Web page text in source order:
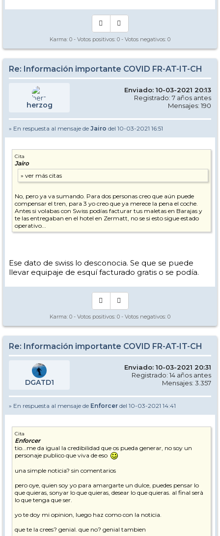
Karma: 0 - Votos positivos: 0 - Votos negativos: 0
Re: Información importante COVID FR-AT-IT-CH
herzog
Enviado: 10-03-2021 20:13
Registrado: 7 años antes
Mensajes: 190
» En respuesta al mensaje de Jairo del 10-03-2021 16:51
Cita
Jairo
No, pero ya va sumando. Para dos personas creo que aún puede
compensar el tren, para 3 yo creo que ya merece la pena el coche.
Antes si volabas con Swiss podías facturar tus maletas en Barajas y
te las entregaban en el hotel en Zermatt, no se si esto sigue estado
operativo...
Ese dato de swiss lo desconocia. Se que se puede
llevar equipaje de esquí facturado gratis o se podía.
Karma: 0 - Votos positivos: 0 - Votos negativos: 0
Re: Información importante COVID FR-AT-IT-CH
DGATD1
Enviado: 10-03-2021 20:31
Registrado: 14 años antes
Mensajes: 3.357
» En respuesta al mensaje de Enforcer del 10-03-2021 14:41
Cita
Enforcer
tio...me da igual la credibilidad que os pueda generar, no soy un
personaje publico que viva de eso
una simple noticia? sin comentarios
pero oye, quien soy yo para amargarte un dulce, puedes pensar lo
que quieras, sonyar lo que quieras, desear lo que quieras. al final serà
lo que tenga que ser.
yo te doy mi opinion, luego haz como con la noticia.
que te la crees? genial. que no? genial tambien